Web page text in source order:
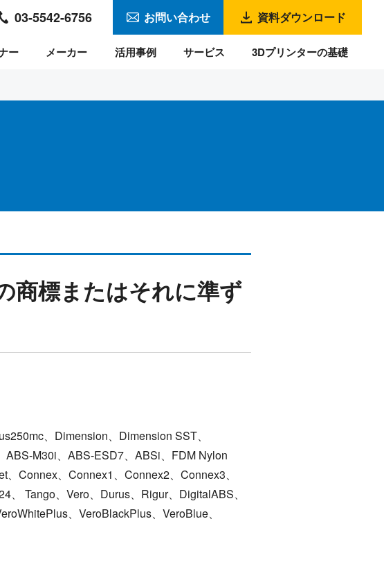
ー メーカー 活用事例 サービス 3Dプリンターの基礎
03-5542-6756 お問い合わせ 資料ダウンロード
商標またはそれに準ず
、Dimension、Dimension SST、
M30i、ABS-ESD7、ABSi、FDM Nylon
Connex、Connex1、Connex2、Connex3、
Tango、Vero、Durus、Rigur、DigitalABS、
、VeroBlackPlus、VeroBlue、